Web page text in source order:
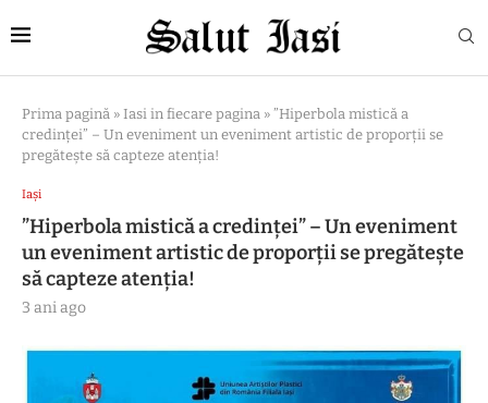
Prima pagină » Iasi in fiecare pagina » ”Hiperbola mistică a
credinței” – Un eveniment un eveniment artistic de proporții se
pregătește să capteze atenția!
Iași
”Hiperbola mistică a credinței” – Un eveniment
un eveniment artistic de proporții se pregătește
să capteze atenția!
3 ani ago